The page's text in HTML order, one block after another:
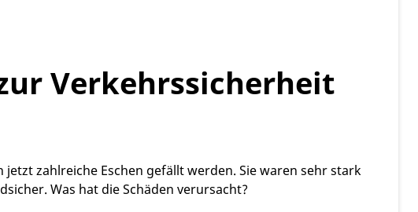
Verkehrssicherheit
zahlreiche Eschen gefällt werden. Sie waren sehr stark
Was hat die Schäden verursacht?